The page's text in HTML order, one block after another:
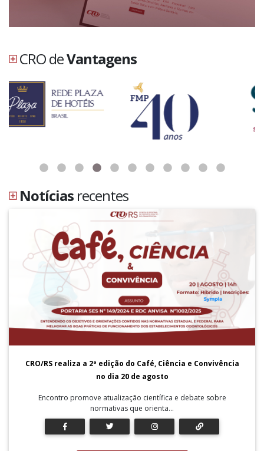
CRO deVantagens
Notícias recentes
CRO/RS realiza a 2ª edição do Café, Ciência e Convivência
no dia 20 de agosto
Encontro promove atualização científica e debate sobre
normativas que orienta...